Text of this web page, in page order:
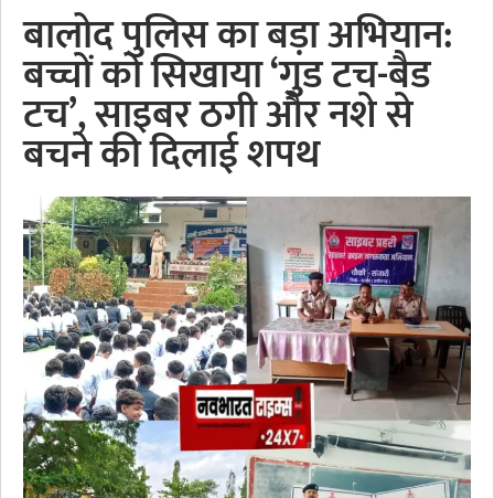
बालोद पुलिस का बड़ा अभियान:
बच्चों को सिखाया ‘गुड टच-बैड
टच’, साइबर ठगी और नशे से
बचने की दिलाई शपथ